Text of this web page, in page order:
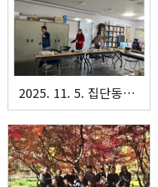
2025. 11. 5. 집단동료상담 정기과정